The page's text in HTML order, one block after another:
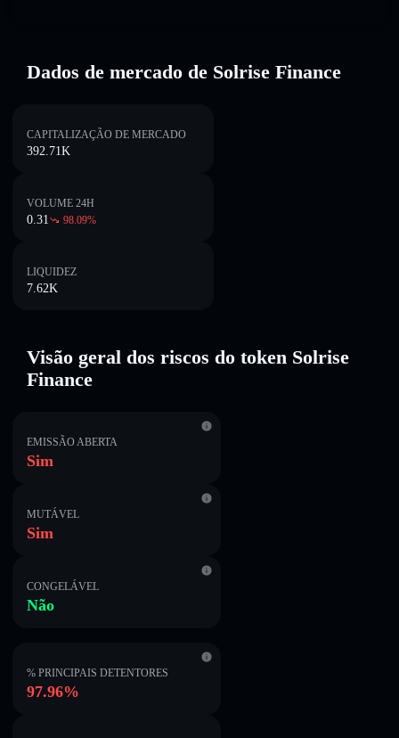
Dados de mercado de Solrise Finance
CAPITALIZAÇÃO DE MERCADO
392.71K
VOLUME 24H
0.31 98.09%
LIQUIDEZ
7.62K
Visão geral dos riscos do token Solrise
Finance
EMISSÃO ABERTA
Sim
MUTÁVEL
Sim
CONGELÁVEL
Não
% PRINCIPAIS DETENTORES
97.96%